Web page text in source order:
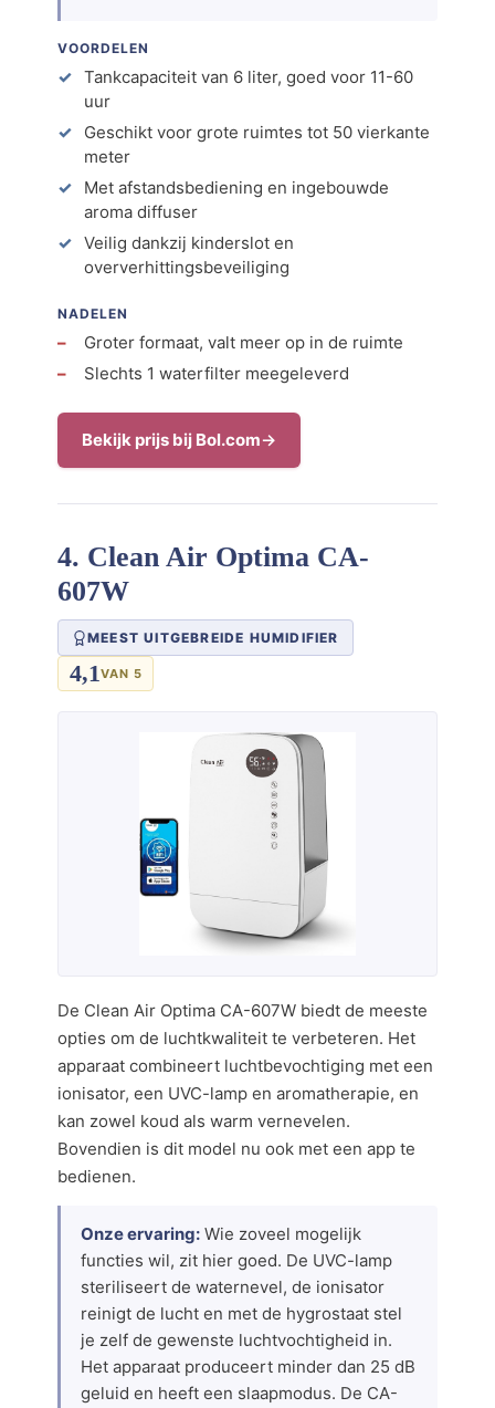
VOORDELEN
Tankcapaciteit van 6 liter, goed voor 11-60
uur
Geschikt voor grote ruimtes tot 50 vierkante
meter
Met afstandsbediening en ingebouwde
aroma diffuser
Veilig dankzij kinderslot en
oververhittingsbeveiliging
NADELEN
Groter formaat, valt meer op in de ruimte
Slechts 1 waterfilter meegeleverd
Bekijk prijs bij Bol.com
4. Clean Air Optima CA-
607W
MEEST UITGEBREIDE HUMIDIFIER
4,1VAN 5
De Clean Air Optima CA-607W biedt de meeste
opties om de luchtkwaliteit te verbeteren. Het
apparaat combineert luchtbevochtiging met een
ionisator, een UVC-lamp en aromatherapie, en
kan zowel koud als warm vernevelen.
Bovendien is dit model nu ook met een app te
bedienen.
Onze ervaring: Wie zoveel mogelijk
functies wil, zit hier goed. De UVC-lamp
steriliseert de waternevel, de ionisator
reinigt de lucht en met de hygrostaat stel
je zelf de gewenste luchtvochtigheid in.
Het apparaat produceert minder dan 25 dB
geluid en heeft een slaapmodus. De CA-